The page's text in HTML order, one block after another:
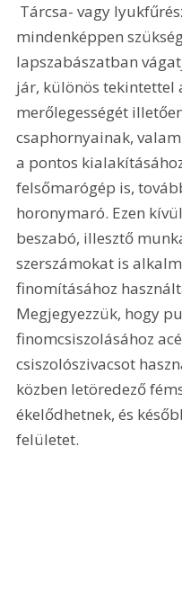
mindenképpen
lapszabászatban
jár, különös tekintettel
merőlegességét
csaphornyainak,
a pontos
felsőmarógép is,
horonymaró. Ezen
beszabó, illesztő
szerszámokat is
finomításához
Megjegyezzük, hogy
finomcsiszolásához
csiszolószivacsot
közben letöredező
ékelődhetnek, és
felületet.